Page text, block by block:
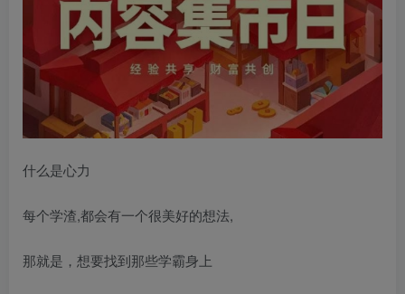
什么是心力
每个学渣,都会有一个很美好的想法,
那就是，想要找到那些学霸身上